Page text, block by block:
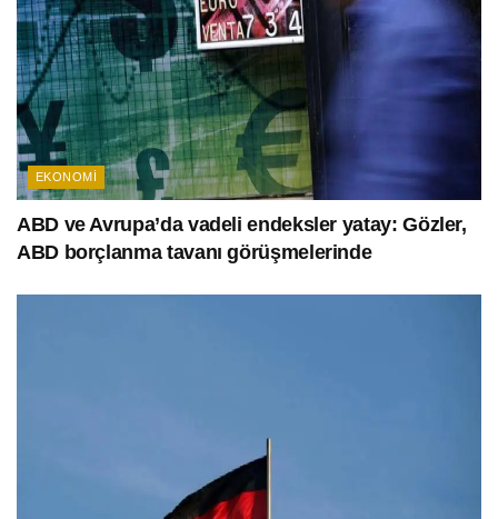
EKONOMI
ABD ve Avrupa’da vadeli endeksler yatay: Gözler,
ABD borçlanma tavanı görüşmelerinde